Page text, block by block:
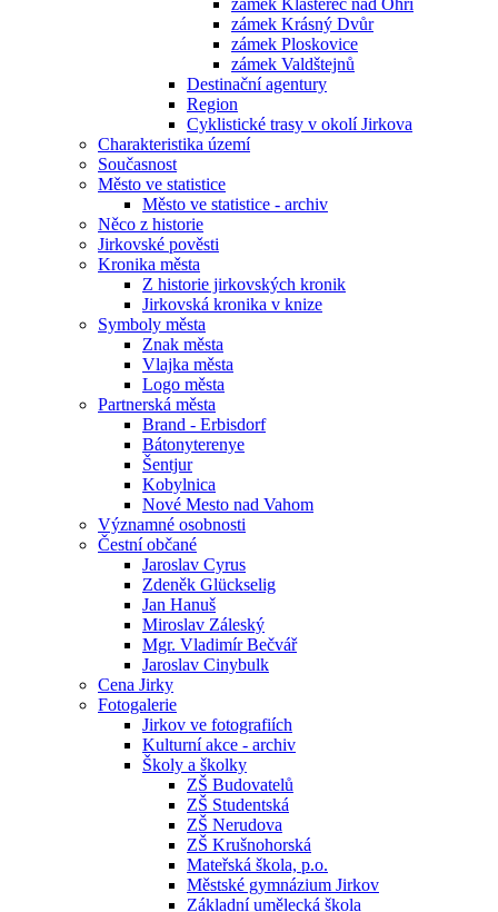
zámek Klášterec nad Ohří
zámek Krásný Dvůr
zámek Ploskovice
zámek Valdštejnů
Destinační agentury
Region
Cyklistické trasy v okolí Jirkova
Charakteristika území
Současnost
Město ve statistice
Město ve statistice - archiv
Něco z historie
Jirkovské pověsti
Kronika města
Z historie jirkovských kronik
Jirkovská kronika v knize
Symboly města
Znak města
Vlajka města
Logo města
Partnerská města
Brand - Erbisdorf
Bátonyterenye
Šentjur
Kobylnica
Nové Mesto nad Vahom
Významné osobnosti
Čestní občané
Jaroslav Cyrus
Zdeněk Glückselig
Jan Hanuš
Miroslav Záleský
Mgr. Vladimír Bečvář
Jaroslav Cinybulk
Cena Jirky
Fotogalerie
Jirkov ve fotografiích
Kulturní akce - archiv
Školy a školky
ZŠ Budovatelů
ZŠ Studentská
ZŠ Nerudova
ZŠ Krušnohorská
Mateřská škola, p.o.
Městské gymnázium Jirkov
Základní umělecká škola